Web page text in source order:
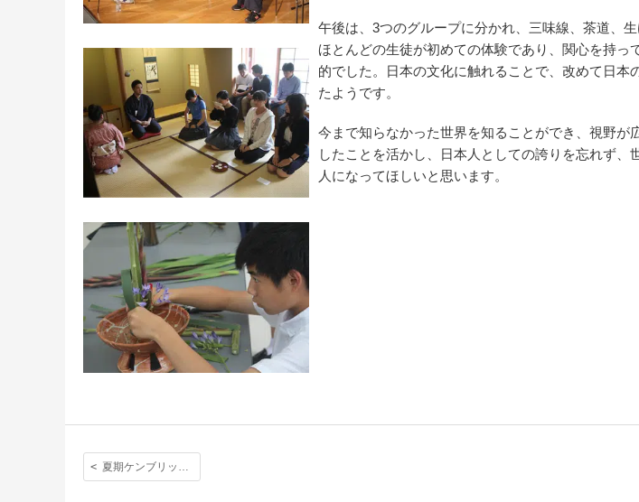
午後は、3つのグループに分かれ、三味線、茶道、
ほとんどの生徒が初めての体験であり、関心を持っ
的でした。日本の文化に触れることで、改めて日本
たようです。
今まで知らなかった世界を知ることができ、視野が
したことを活かし、日本人としての誇りを忘れず、
人になってほしいと思います。
夏期ケンブリッジ研修（その４）